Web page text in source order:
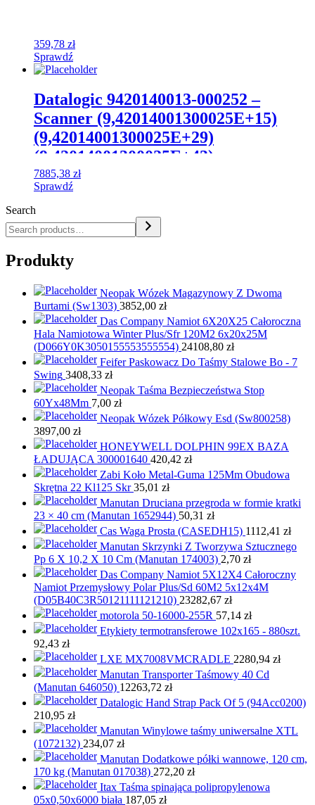
359,78 zł
Sprawdź
Datalogic 9420140013-000252 –
Scanner (9,42014001300025E+15)
(9,42014001300025E+29)
(9,42014001300025E+43)
(9,42014001300025E+57)
(9,42014001300025E+7
7885,38 zł
Sprawdź
Search
Produkty
Neopak Wózek Magazynowy Z Dwoma
Burtami (Sw1303) 3852,00 zł
Das Company Namiot 6X20X25 Całoroczna
Hala Namiotowa Winter Plus/Sfr 120M2 6x20x25M
(D066Y0K3050155553555554) 24108,80 zł
Feifer Paskowacz Do Taśmy Stalowe Bo - 7
Swing 3408,33 zł
Neopak Taśma Bezpieczeństwa Stop
60Yx48Mm 7,00 zł
Neopak Wózek Półkowy Esd (Sw800258)
3897,00 zł
HONEYWELL DOLPHIN 99EX BAZA
ŁADUJĄCA 300001640 420,42 zł
Zabi Koło Metal-Guma 125Mm Obudowa
Skrętna 22 Kl125 Skr 35,01 zł
Manutan Druciana przegroda w formie kratki
23 × 40 cm (Manutan 1652944) 50,31 zł
Cas Waga Prosta (CASEDH15) 1112,41 zł
Manutan Skrzynki Z Tworzywa Sztucznego
Pp 6 X 10,2 X 10 Cm (Manutan 174003) 2,70 zł
Das Company Namiot 5X12X4 Całoroczny
Namiot Przemysłowy Polar Plus/Sd 60M2 5x12x4M
(D05B40C3R50121111121210) 23282,67 zł
motorola 50-16000-255R 57,14 zł
Etykiety termotransferowe 102x165 - 880szt.
92,43 zł
LXE MX7008VMCRADLE 2280,94 zł
Manutan Transporter Taśmowy 40 Cd
(Manutan 646050) 12263,72 zł
Datalogic Hand Strap Pack Of 5 (94Acc0200)
210,95 zł
Manutan Winylowe taśmy uniwersalne XTL
(1072132) 234,07 zł
Manutan Dodatkowe półki wannowe, 120 cm,
170 kg (Manutan 017038) 272,20 zł
Itax Taśma spinająca polipropylenowa
05x0,50x6000 biała 187,05 zł